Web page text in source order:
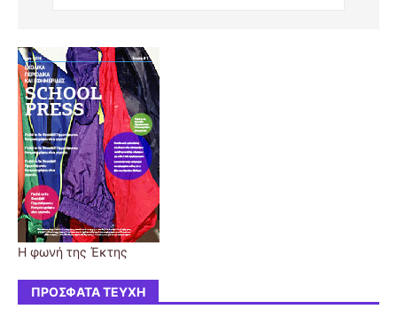
Η φωνή της Έκτης
ΠΡΌΣΦΑΤΑ ΤΕΎΧΗ